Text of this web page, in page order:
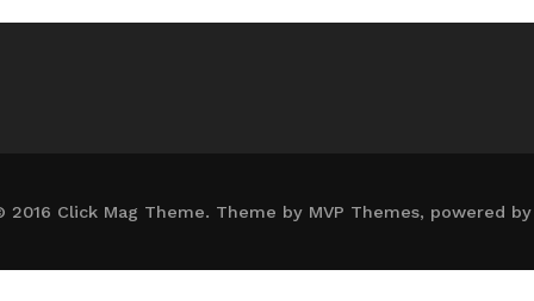
2016 Click Mag Theme. Theme by MVP Themes, powered by